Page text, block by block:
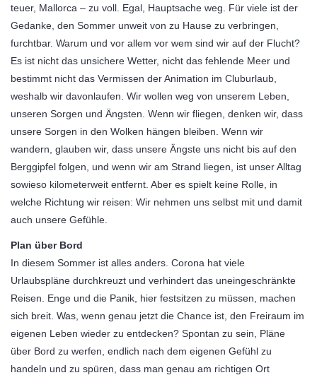
teuer, Mallorca – zu voll. Egal, Hauptsache weg. Für viele ist der
Gedanke, den Sommer unweit von zu Hause zu verbringen,
furchtbar. Warum und vor allem vor wem sind wir auf der Flucht?
Es ist nicht das unsichere Wetter, nicht das fehlende Meer und
bestimmt nicht das Vermissen der Animation im Cluburlaub,
weshalb wir davonlaufen. Wir wollen weg von unserem Leben,
unseren Sorgen und Ängsten. Wenn wir fliegen, denken wir, dass
unsere Sorgen in den Wolken hängen bleiben. Wenn wir
wandern, glauben wir, dass unsere Ängste uns nicht bis auf den
Berggipfel folgen, und wenn wir am Strand liegen, ist unser Alltag
sowieso kilometerweit entfernt. Aber es spielt keine Rolle, in
welche Richtung wir reisen: Wir nehmen uns selbst mit und damit
auch unsere Gefühle.
Plan über Bord
In diesem Sommer ist alles anders. Corona hat viele
Urlaubspläne durchkreuzt und verhindert das uneingeschränkte
Reisen. Enge und die Panik, hier festsitzen zu müssen, machen
sich breit. Was, wenn genau jetzt die Chance ist, den Freiraum im
eigenen Leben wieder zu entdecken? Spontan zu sein, Pläne
über Bord zu werfen, endlich nach dem eigenen Gefühl zu
handeln und zu spüren, dass man genau am richtigen Ort